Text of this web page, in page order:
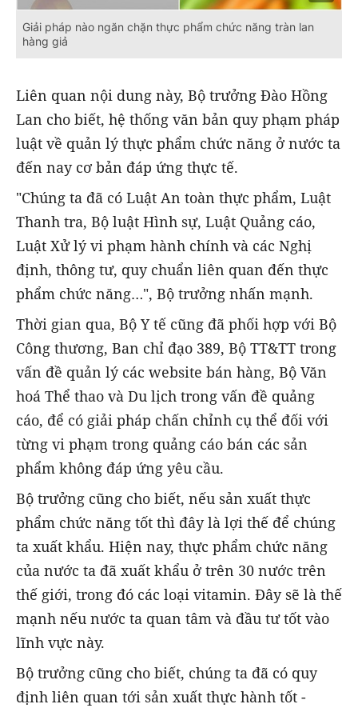
Giải pháp nào ngăn chặn thực phẩm chức năng tràn lan
hàng giả
Liên quan nội dung này, Bộ trưởng Đào Hồng
Lan cho biết, hệ thống văn bản quy phạm pháp
luật về quản lý thực phẩm chức năng ở nước ta
đến nay cơ bản đáp ứng thực tế.
"Chúng ta đã có Luật An toàn thực phẩm, Luật
Thanh tra, Bộ luật Hình sự, Luật Quảng cáo,
Luật Xử lý vi phạm hành chính và các Nghị
định, thông tư, quy chuẩn liên quan đến thực
phẩm chức năng…", Bộ trưởng nhấn mạnh.
Thời gian qua, Bộ Y tế cũng đã phối hợp với Bộ
Công thương, Ban chỉ đạo 389, Bộ TT&TT trong
vấn đề quản lý các website bán hàng, Bộ Văn
hoá Thể thao và Du lịch trong vấn đề quảng
cáo, để có giải pháp chấn chỉnh cụ thể đối với
từng vi phạm trong quảng cáo bán các sản
phẩm không đáp ứng yêu cầu.
Bộ trưởng cũng cho biết, nếu sản xuất thực
phẩm chức năng tốt thì đây là lợi thế để chúng
ta xuất khẩu. Hiện nay, thực phẩm chức năng
của nước ta đã xuất khẩu ở trên 30 nước trên
thế giới, trong đó các loại vitamin. Đây sẽ là thế
mạnh nếu nước ta quan tâm và đầu tư tốt vào
lĩnh vực này.
Bộ trưởng cũng cho biết, chúng ta đã có quy
định liên quan tới sản xuất thực hành tốt -